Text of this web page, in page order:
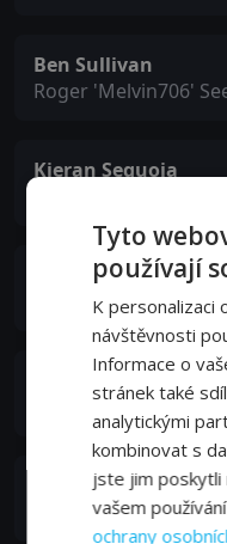
Ben Sullivan
Roger 'Melvin706'
Kieran Sequoia
Toby Levins
Wade Braden
Roz Murray
Jenna Richardson
Miranda Radley
Tyto
používají
K personalizaci
návštěvnosti
Informace o
stránek také
analytickými
kombinovat s
jste jim poskytli
vašem
ochrany